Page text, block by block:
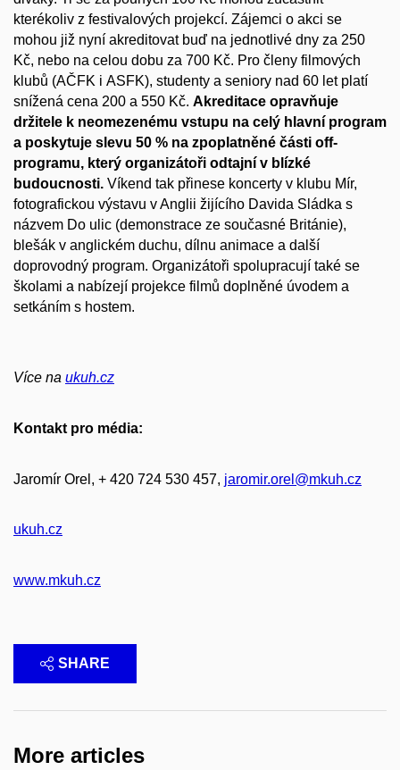
kterékoliv z festivalových projekcí. Zájemci o akci se
mohou již nyní akreditovat buď na jednotlivé dny za 250
Kč, nebo na celou dobu za 700 Kč. Pro členy filmových
klubů (AČFK i ASFK), studenty a seniory nad 60 let platí
snížená cena 200 a 550 Kč. Akreditace opravňuje
držitele k neomezenému vstupu na celý hlavní program
a poskytuje slevu 50 % na zpoplatněné části off-
programu, který organizátoři odtajní v blízké
budoucnosti. Víkend tak přinese koncerty v klubu Mír,
fotografickou výstavu v Anglii žijícího Davida Sládka s
názvem Do ulic (demonstrace ze současné Británie),
blešák v anglickém duchu, dílnu animace a další
doprovodný program. Organizátoři spolupracují také se
školami a nabízejí projekce filmů doplněné úvodem a
setkáním s hostem.
Více na ukuh.cz
Kontakt pro média:
Jaromír Orel, + 420 724 530 457, jaromir.orel@mkuh.cz
ukuh.cz
www.mkuh.cz
SHARE
More articles